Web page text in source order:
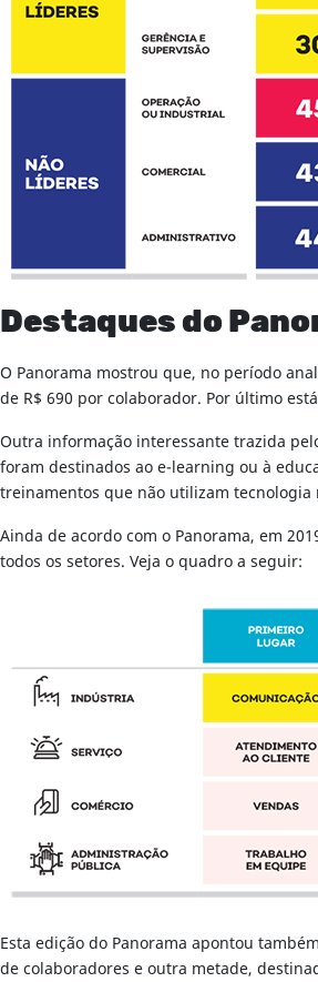
Destaques do
O Panorama mostrou que, no período
de R$ 690 por colaborador. Por último
Outra informação interessante trazida
foram destinados ao e-learning ou à
treinamentos que não utilizam tecnologia
Ainda de acordo com o Panorama, em
todos os setores. Veja o quadro a seguir:
Esta edição do Panorama apontou
de colaboradores e outra metade,